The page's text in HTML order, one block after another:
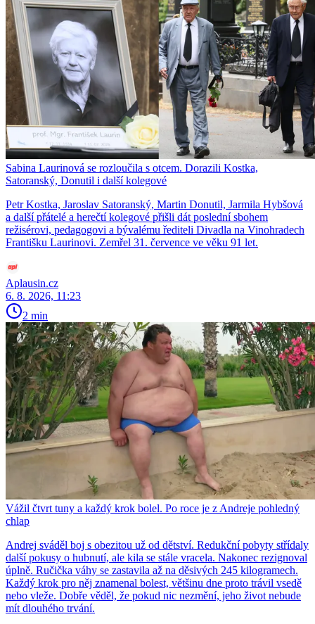
Sabina Laurinová se rozloučila s otcem. Dorazili Kostka,
Satoranský, Donutil i další kolegové
Petr Kostka, Jaroslav Satoranský, Martin Donutil, Jarmila Hybšová
a další přátelé a herečtí kolegové přišli dát poslední sbohem
režisérovi, pedagogovi a bývalému řediteli Divadla na Vinohradech
Františku Laurinovi. Zemřel 31. července ve věku 91 let.
Aplausin.cz
6. 8. 2026, 11:23
2 min
Vážil čtvrt tuny a každý krok bolel. Po roce je z Andreje pohledný
chlap
Andrej sváděl boj s obezitou už od dětství. Redukční pobyty střídaly
další pokusy o hubnutí, ale kila se stále vracela. Nakonec rezignoval
úplně. Ručička váhy se zastavila až na děsivých 245 kilogramech.
Každý krok pro něj znamenal bolest, většinu dne proto trávil vsedě
nebo vleže. Dobře věděl, že pokud nic nezmění, jeho život nebude
mít dlouhého trvání.